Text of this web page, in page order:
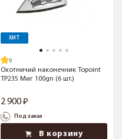
ХИТ
Охотничий наконечник Topoint
TP235 Миг 100gn (6 шт.)
2 900
Под заказ
В корзину